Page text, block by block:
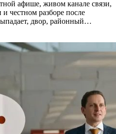
афише, живом канале связи,
честном разборе после
двор, районный…